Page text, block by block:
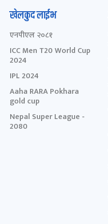
खेलकुद लाईभ
एनपीएल २०८१
ICC Men T20 World Cup
2024
IPL 2024
Aaha RARA Pokhara
gold cup
Nepal Super League -
2080